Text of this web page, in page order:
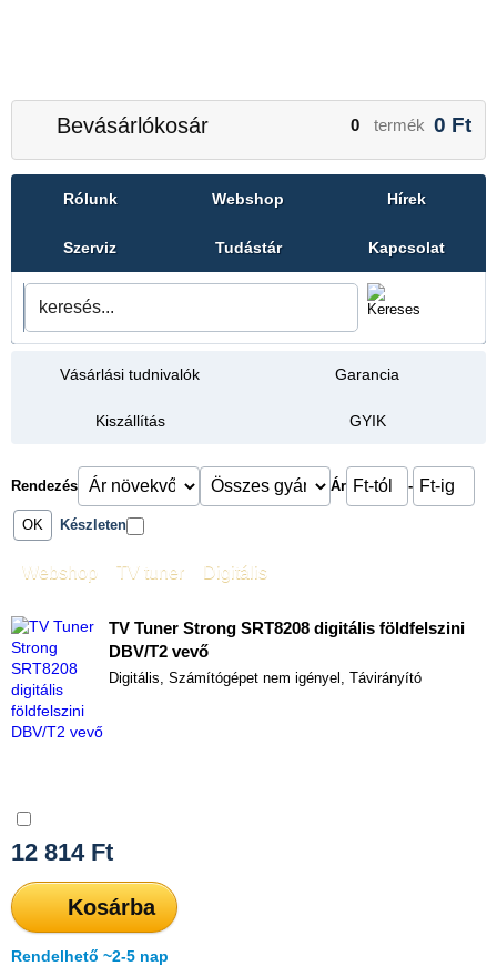
Bevásárlókosár 0 termék 0 Ft
Rólunk Webshop Hírek
Szerviz Tudástár Kapcsolat
Vásárlási tudnivalók Garancia
Kiszállítás GYIK
Rendezés Ár -
Készleten
Webshop TV tuner Digitális
TV Tuner Strong SRT8208 digitális földfelszini
DBV/T2 vevő
Digitális, Számítógépet nem igényel, Távirányító
12 814Ft
Kosárba
Rendelhető ~2-5 nap